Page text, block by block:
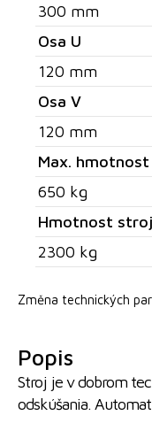
300 mm
Osa U
120 mm
Osa V
120 mm
Max.
650 kg
Hmotnost
2300 kg
Změna technických
Popis
Stroj je v dobrom
odskúšania.